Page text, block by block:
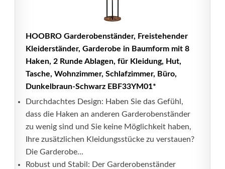
HOOBRO Garderobenständer, Freistehender
Kleiderständer, Garderobe in Baumform mit 8
Haken, 2 Runde Ablagen, für Kleidung, Hut,
Tasche, Wohnzimmer, Schlafzimmer, Büro,
Dunkelbraun-Schwarz EBF33YM01*
Durchdachtes Design: Haben Sie das Gefühl,
dass die Haken an anderen Garderobenständer
zu wenig sind und Sie keine Möglichkeit haben,
Ihre zusätzlichen Kleidungsstücke zu verstauen?
Die Garderobe...
Robust und Stabil: Der Garderobenständer